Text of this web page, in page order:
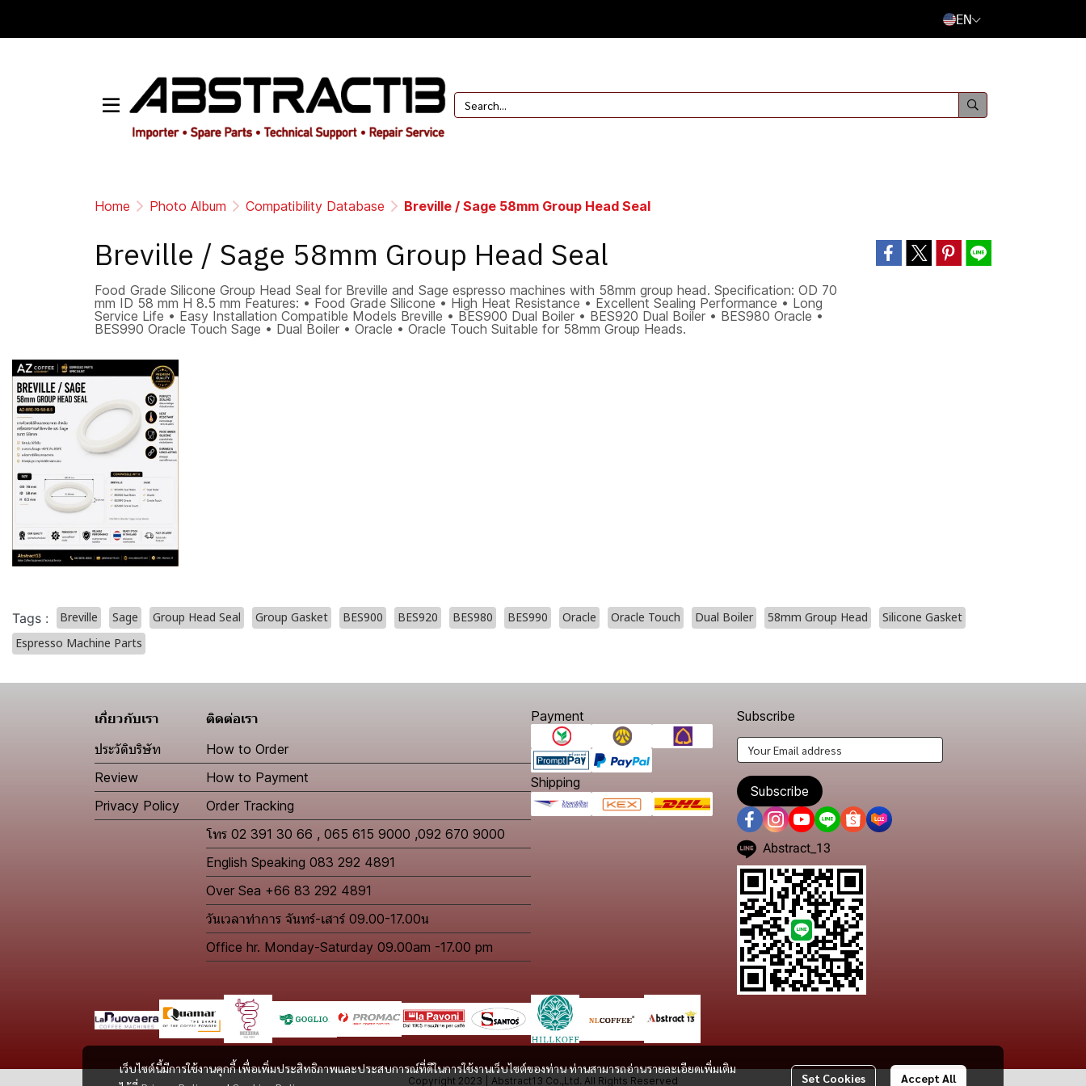
EN
Home Photo Album Compatibility Database Breville / Sage 58mm Group Head Seal
Breville / Sage 58mm Group Head Seal
Food Grade Silicone Group Head Seal for Breville and Sage espresso machines with 58mm group head. Specification: OD 70
mm ID 58 mm H 8.5 mm Features: • Food Grade Silicone • High Heat Resistance • Excellent Sealing Performance • Long
Service Life • Easy Installation Compatible Models Breville • BES900 Dual Boiler • BES920 Dual Boiler • BES980 Oracle •
BES990 Oracle Touch Sage • Dual Boiler • Oracle • Oracle Touch Suitable for 58mm Group Heads.
Tags : Breville Sage Group Head Seal Group Gasket BES900 BES920 BES980 BES990 Oracle Oracle Touch Dual Boiler 58mm Group Head
Silicone Gasket
Espresso Machine Parts
เว็บไซต์นี้มีการใช้งานคุกกี้ เพื่อเพิ่มประสิทธิภาพและประสบการณ์ที่ดีในการใช้งานเว็บไซต์ของท่าน ท่านสามารถอ่านรายละเอียดเพิ่มเติม
Set Cookies Accept All
เกี่ยวกับเรา
ประวัติบริษัท
Review
Privacy Policy
ติดต่อเรา
How to Order
How to Payment
Order Tracking
โทร 02 391 30 66 , 065 615 9000 ,092 670 9000
English Speaking 083 292 4891
Over Sea +66 83 292 4891
วันเวลาทำการ จันทร์-เสาร์ 09.00-17.00น
Office hr. Monday-Saturday 09.00am -17.00 pm
Payment
Shipping
Subscribe
Subscribe
Abstract_13
Copyright 2023 | Abstract13 Co.,Ltd. All Rights Reserved